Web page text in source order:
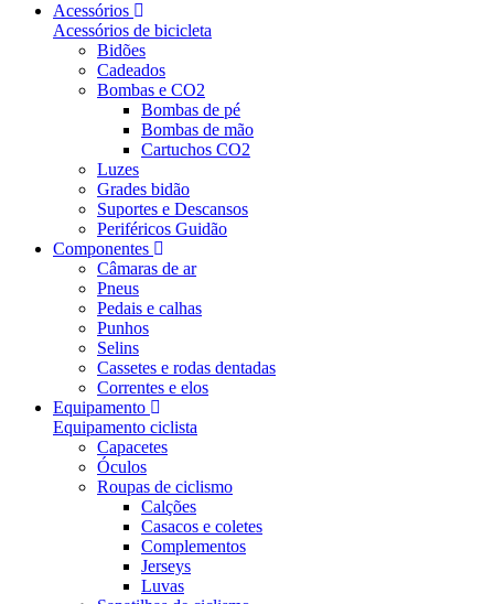
Acessórios
Acessórios de bicicleta
Bidões
Cadeados
Bombas e CO2
Bombas de pé
Bombas de mão
Cartuchos CO2
Luzes
Grades bidão
Suportes e Descansos
Periféricos Guidão
Componentes
Câmaras de ar
Pneus
Pedais e calhas
Punhos
Selins
Cassetes e rodas dentadas
Correntes e elos
Equipamento
Equipamento ciclista
Capacetes
Óculos
Roupas de ciclismo
Calções
Casacos e coletes
Complementos
Jerseys
Luvas